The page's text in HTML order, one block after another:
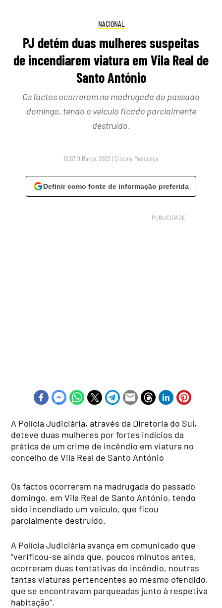
NACIONAL
PJ detém duas mulheres suspeitas
de incendiarem viatura em Vila Real de
Santo António
Os factos ocorreram na madrugada do passado
domingo, tendo o veículo ficado parcialmente
destruído.
12:03 9 Março, 2022 | Cristina Mendonça
Definir como fonte de informação preferida
A Polícia Judiciária, através da Diretoria do Sul,
deteve duas mulheres por fortes indícios da
prática de um crime de incêndio em viatura no
concelho de Vila Real de Santo António
Os factos ocorreram na madrugada do passado
domingo, em Vila Real de Santo António, tendo
sido incendiado um veículo, que ficou
parcialmente destruído.
A Polícia Judiciária avança em comunicado que
“verificou-se ainda que, poucos minutos antes,
ocorreram duas tentativas de incêndio, noutras
tantas viaturas pertencentes ao mesmo ofendido,
que se encontravam parqueadas junto à respetiva
habitação”.